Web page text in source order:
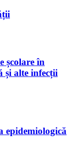
școlare în
alte infecții
epidemiologică